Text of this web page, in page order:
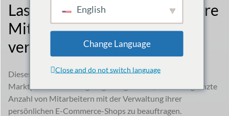
Lassen Sie Ihre Lieferanten ihre
Mitarbeiter von unterwegs
verwalten
Dieses Modul bietet den Verkäufern Ihres Multivendor-
Marktplatzes die einzigartige Möglichkeit, eine unbegrenzte
Anzahl von Mitarbeitern mit der Verwaltung ihrer
persönlichen E-Commerce-Shops zu beauftragen.
English
Change Language
Close and do not switch language